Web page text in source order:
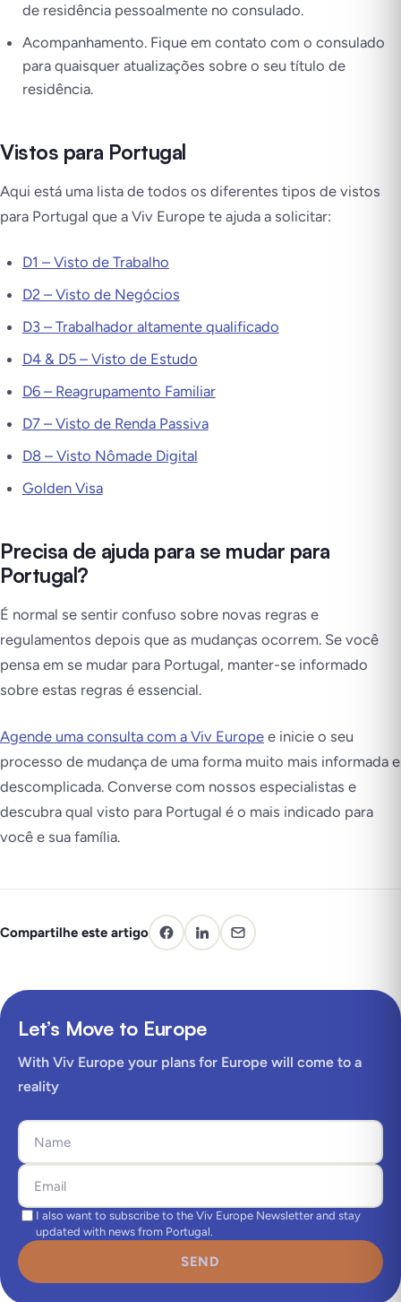
de residência pessoalmente no consulado.
Acompanhamento. Fique em contato com o consulado
para quaisquer atualizações sobre o seu título de
residência.
Vistos para Portugal
Aqui está uma lista de todos os diferentes tipos de vistos
para Portugal que a Viv Europe te ajuda a solicitar:
D1 – Visto de Trabalho
D2 – Visto de Negócios
D3 – Trabalhador altamente qualificado
D4 & D5 – Visto de Estudo
D6 – Reagrupamento Familiar
D7 – Visto de Renda Passiva
D8 – Visto Nômade Digital
Golden Visa
Precisa de ajuda para se mudar para
Portugal?
É normal se sentir confuso sobre novas regras e
regulamentos depois que as mudanças ocorrem. Se você
pensa em se mudar para Portugal, manter-se informado
sobre estas regras é essencial.
Agende uma consulta com a Viv Europe e inicie o seu
processo de mudança de uma forma muito mais informada e
descomplicada. Converse com nossos especialistas e
descubra qual visto para Portugal é o mais indicado para
você e sua família.
Compartilhe este artigo
Let’s Move to Europe
With Viv Europe your plans for Europe will come to a
reality
I also want to subscribe to the Viv Europe Newsletter and stay
updated with news from Portugal.
SEND